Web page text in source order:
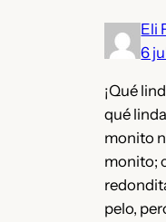
Eli
6
¡Qué
qué
monito
monito;
pelo,